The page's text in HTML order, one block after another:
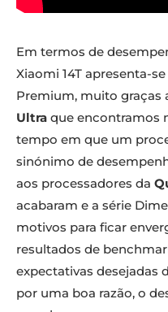
Em termos de
Xiaomi 14T apresenta-
Premium, muito graças
Ultra que encontramos
tempo em que um
sinónimo de
aos processadores da
acabaram e a série
motivos para ficar
resultados de
expectativas desejadas
por uma boa razão, o